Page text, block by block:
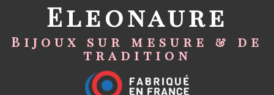
Eleonaure
Bijoux sur mesure & de
tradition